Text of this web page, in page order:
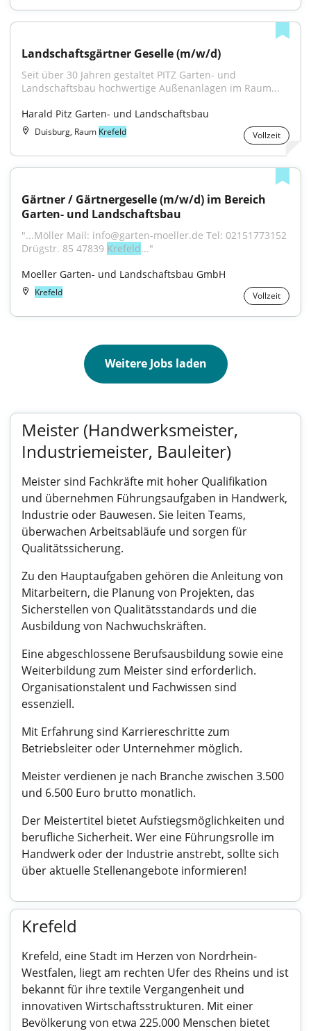
Landschaftsgärtner Geselle (m/w/d)
Seit über 30 Jahren gestaltet PITZ Garten- und
Landschaftsbau hochwertige Außenanlagen im Raum...
Harald Pitz Garten- und Landschaftsbau
Duisburg, Raum Krefeld Vollzeit
Gärtner / Gärtnergeselle (m/w/d) im Bereich
Garten- und Landschaftsbau
"...Möller Mail: info@garten-moeller.de Tel: 02151773152
Drügstr. 85 47839 Krefeld..."
Moeller Garten- und Landschaftsbau GmbH
Krefeld Vollzeit
Weitere Jobs laden
Meister (Handwerksmeister,
Industriemeister, Bauleiter)
Meister sind Fachkräfte mit hoher Qualifikation
und übernehmen Führungsaufgaben in Handwerk,
Industrie oder Bauwesen. Sie leiten Teams,
überwachen Arbeitsabläufe und sorgen für
Qualitätssicherung.
Zu den Hauptaufgaben gehören die Anleitung von
Mitarbeitern, die Planung von Projekten, das
Sicherstellen von Qualitätsstandards und die
Ausbildung von Nachwuchskräften.
Eine abgeschlossene Berufsausbildung sowie eine
Weiterbildung zum Meister sind erforderlich.
Organisationstalent und Fachwissen sind
essenziell.
Mit Erfahrung sind Karriereschritte zum
Betriebsleiter oder Unternehmer möglich.
Meister verdienen je nach Branche zwischen 3.500
und 6.500 Euro brutto monatlich.
Der Meistertitel bietet Aufstiegsmöglichkeiten und
berufliche Sicherheit. Wer eine Führungsrolle im
Handwerk oder der Industrie anstrebt, sollte sich
über aktuelle Stellenangebote informieren!
Krefeld
Krefeld, eine Stadt im Herzen von Nordrhein-
Westfalen, liegt am rechten Ufer des Rheins und ist
bekannt für ihre textile Vergangenheit und
innovativen Wirtschaftsstrukturen. Mit einer
Bevölkerung von etwa 225.000 Menschen bietet